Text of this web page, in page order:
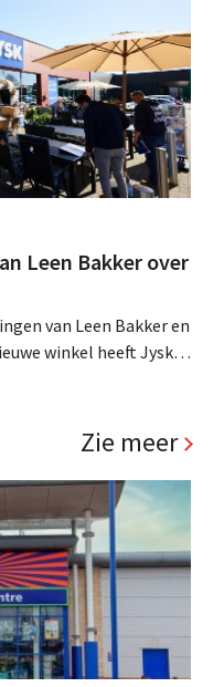
verdubbelen. .
Leen Bakker over
van Leen Bakker en
winkel heeft Jysk
Zie meer